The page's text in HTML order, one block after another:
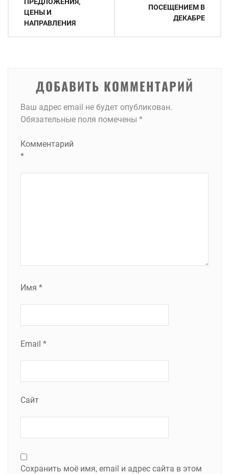
ЦЕНЫ И
НАПРАВЛЕНИЯ
ПОСЕЩЕНИЕМ В
ДЕКАБРЕ
ДОБАВИТЬ КОММЕНТАРИЙ
Ваш адрес email не будет опубликован.
Обязательные поля помечены *
Комментарий
*
Имя *
Email *
Сайт
Сохранить моё имя, email и адрес сайта в этом